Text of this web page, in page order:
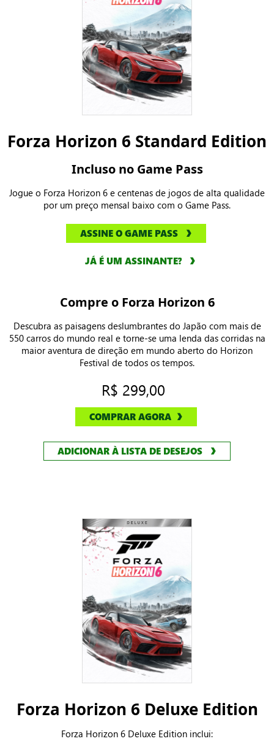
Forza Horizon 6 Standard Edition
Incluso no Game Pass
Jogue o Forza Horizon 6 e centenas de jogos de alta qualidade
por um preço mensal baixo com o Game Pass.
ASSINE O GAME PASS
JÁ É UM ASSINANTE?
Compre o Forza Horizon 6
Descubra as paisagens deslumbrantes do Japão com mais de
550 carros do mundo real e torne-se uma lenda das corridas na
maior aventura de direção em mundo aberto do Horizon
Festival de todos os tempos.
R$ 299,00
COMPRAR AGORA
ADICIONAR À LISTA DE DESEJOS
Forza Horizon 6 Deluxe Edition
Forza Horizon 6 Deluxe Edition inclui: